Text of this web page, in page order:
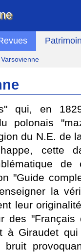
qui, en
polonais
du N.E. de
cette
"Guide
la
leur
des "Français
à Giraudet